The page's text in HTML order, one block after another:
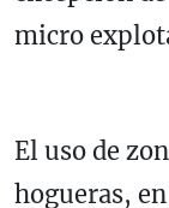
micro
El uso de
hogueras,